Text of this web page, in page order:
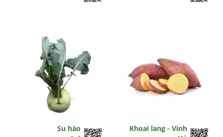
Su hào
Khoai lang - Vinh